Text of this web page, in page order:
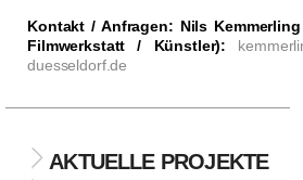
Kontakt / Anfragen: Nils
Filmwerkstatt / Künstler):
duesseldorf.de
AKTUELLE PROJEKTE